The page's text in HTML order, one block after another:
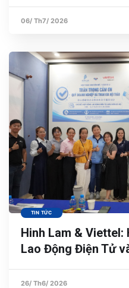
06/ Th7/ 2026
TIN TỨC
Hinh Lam & Viettel:
Lao Động Điện Tử
26/ Th6/ 2026